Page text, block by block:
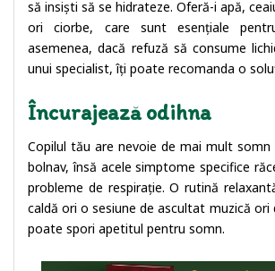
să insiști să se hidrateze. Oferă-i apă,
ori ciorbe, care sunt esențiale
asemenea, dacă refuză să consume
unui specialist, îți poate recomanda o
Încurajează odihna
Copilul tău are nevoie de mai mult
bolnav, însă acele simptome specifice
probleme de respirație. O rutină
caldă ori o sesiune de ascultat muzică
poate spori apetitul pentru somn.